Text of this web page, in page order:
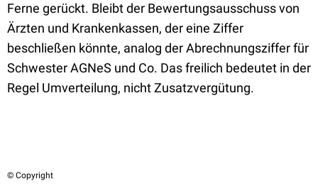
Ferne gerückt. Bleibt der Bewertungsausschuss von
Ärzten und Krankenkassen, der eine Ziffer
beschließen könnte, analog der Abrechnungsziffer für
Schwester AGNeS und Co. Das freilich bedeutet in der
Regel Umverteilung, nicht Zusatzvergütung.
© Copyright